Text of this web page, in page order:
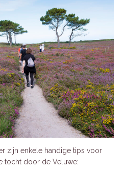
zijn enkele handige tips voor
tocht door de Veluwe: